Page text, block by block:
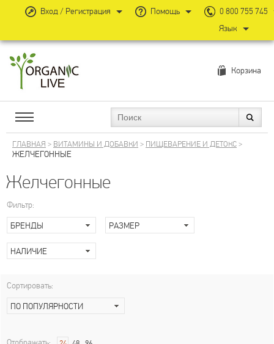
Корзина
ГЛАВНАЯ > ВИТАМИНЫ И ДОБАВКИ > ПИЩЕВАРЕНИЕ И ДЕТОКС>
ЖЕЛЧЕГОННЫЕ
Желчегонные
Фильтр:
БРЕНДЫ
РАЗМЕР
НАЛИЧИЕ
Сортировать:
ПО ПОПУЛЯРНОСТИ
Вход / Регистрация Помощь
0 800 755 745
Язык